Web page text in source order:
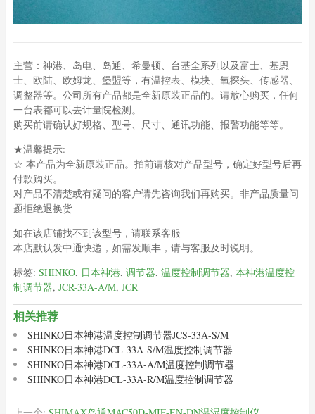
主营：神港、岛电、岛通、希曼顿、台基全系列以及富士、基恩
士、欧陆、欧姆龙、堡盟等，有温控表、模块、氧探头、传感器、
调整器等。公司所有产品都是全新原装正品的。请放心购买，任何
一台表都可以去计量院检测。
购买前请确认好规格、型号、尺寸、通讯功能、报警功能等等。
★温馨提示:
☆ 本产品为全新原装正品。拍前请核对产品型号，确定好型号后再
付款购买。
对产品不清楚或有疑问的客户请先咨询我们再购买。非产品质量问
题拒绝退换货
如在该店铺找不到该型号，请联系客服
本店默认发中通快递，如需发顺丰，请与客服及时说明。
标签: SHINKO, 日本神港, 调节器, 温度控制调节器, 本神港温度控
制调节器, JCR-33A-A/M, JCR
相关推荐
SHINKO日本神港温度控制调节器JCS-33A-S/M
SHINKO日本神港DCL-33A-S/M温度控制调节器
SHINKO日本神港DCL-33A-A/M温度控制调节器
SHINKO日本神港DCL-33A-R/M温度控制调节器